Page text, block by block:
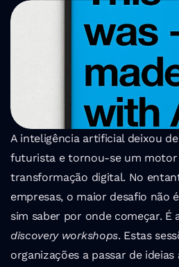
A inteligência artificial deixou
futurista e tornou-se um motor
transformação digital. No
empresas, o maior desafio não
sim saber por onde começar.
discovery workshops. Estas
organizações a passar de